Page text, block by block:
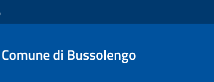
Comune di Bussolengo